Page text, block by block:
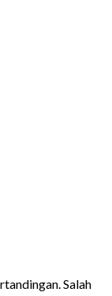
Salah